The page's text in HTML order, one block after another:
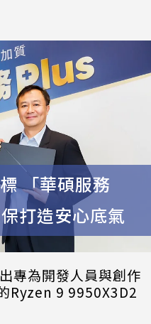
「華碩服務
打造安心底氣
專為開發人員與創作
Ryzen 9 9950X3D2